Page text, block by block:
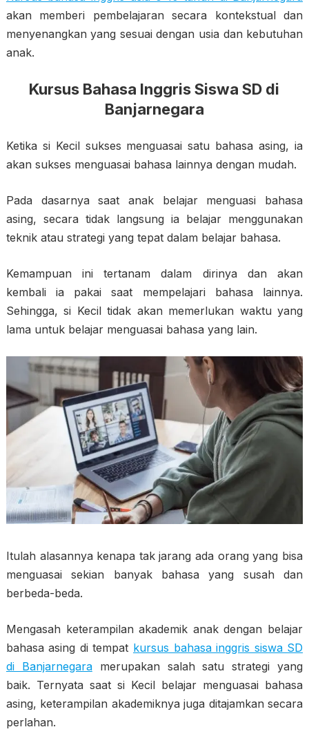
akan memberi pembelajaran secara kontekstual dan
menyenangkan yang sesuai dengan usia dan kebutuhan
anak.
Kursus Bahasa Inggris Siswa SD di
Banjarnegara
Ketika si Kecil sukses menguasai satu bahasa asing, ia
akan sukses menguasai bahasa lainnya dengan mudah.
Pada dasarnya saat anak belajar menguasi bahasa
asing, secara tidak langsung ia belajar menggunakan
teknik atau strategi yang tepat dalam belajar bahasa.
Kemampuan ini tertanam dalam dirinya dan akan
kembali ia pakai saat mempelajari bahasa lainnya.
Sehingga, si Kecil tidak akan memerlukan waktu yang
lama untuk belajar menguasai bahasa yang lain.
Itulah alasannya kenapa tak jarang ada orang yang bisa
menguasai sekian banyak bahasa yang susah dan
berbeda-beda.
Mengasah keterampilan akademik anak dengan belajar
bahasa asing di tempat kursus bahasa inggris siswa SD
di Banjarnegaramerupakan salah satu strategi yang
baik. Ternyata saat si Kecil belajar menguasai bahasa
asing, keterampilan akademiknya juga ditajamkan secara
perlahan.